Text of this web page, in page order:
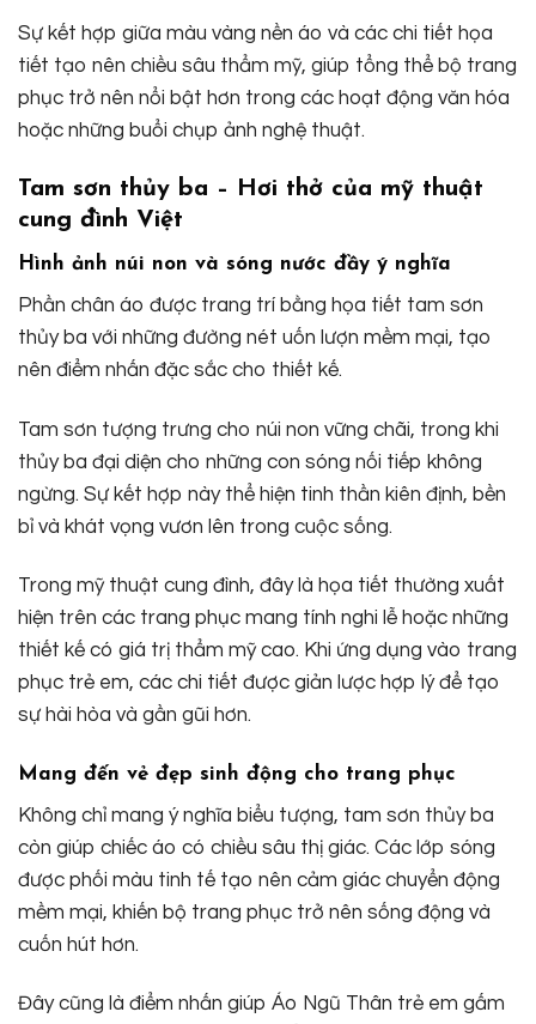
Sự kết hợp giữa màu vàng nền áo và các chi tiết họa
tiết tạo nên chiều sâu thẩm mỹ, giúp tổng thể bộ trang
phục trở nên nổi bật hơn trong các hoạt động văn hóa
hoặc những buổi chụp ảnh nghệ thuật.
Tam sơn thủy ba – Hơi thở của mỹ thuật
cung đình Việt
Hình ảnh núi non và sóng nước đầy ý nghĩa
Phần chân áo được trang trí bằng họa tiết tam sơn
thủy ba với những đường nét uốn lượn mềm mại, tạo
nên điểm nhấn đặc sắc cho thiết kế.
Tam sơn tượng trưng cho núi non vững chãi, trong khi
thủy ba đại diện cho những con sóng nối tiếp không
ngừng. Sự kết hợp này thể hiện tinh thần kiên định, bền
bỉ và khát vọng vươn lên trong cuộc sống.
Trong mỹ thuật cung đình, đây là họa tiết thường xuất
hiện trên các trang phục mang tính nghi lễ hoặc những
thiết kế có giá trị thẩm mỹ cao. Khi ứng dụng vào trang
phục trẻ em, các chi tiết được giản lược hợp lý để tạo
sự hài hòa và gần gũi hơn.
Mang đến vẻ đẹp sinh động cho trang phục
Không chỉ mang ý nghĩa biểu tượng, tam sơn thủy ba
còn giúp chiếc áo có chiều sâu thị giác. Các lớp sóng
được phối màu tinh tế tạo nên cảm giác chuyển động
mềm mại, khiến bộ trang phục trở nên sống động và
cuốn hút hơn.
Đây cũng là điểm nhấn giúp Áo Ngũ Thân trẻ em gấm